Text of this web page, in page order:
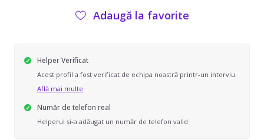
Adaugă la favorite
Helper Verificat
Acest profil a fost verificat de echipa noastră printr-un interviu.
Află mai multe
Număr de telefon real
Helperul și-a adăugat un număr de telefon valid